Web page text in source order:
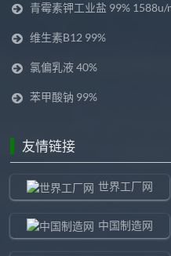
青霉素钾工业盐 99% 1588u/
维生素B12 99%
氯偏乳液 40%
苯甲酸钠 99%
友情链接
世界工厂网
中国制造网